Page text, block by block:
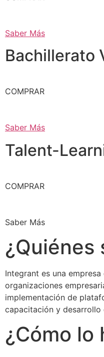
Saber Más
Bachillerato
COMPRAR
Saber Más
Talent-
COMPRAR
Saber Más
¿Quiénes
Integrant es una
organizaciones
implementación de
capacitación y desarrollo
¿Cómo lo